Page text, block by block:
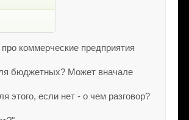
коммерческие предприятия
бюджетных? Может вначале
этого, если нет - о чем разговор?